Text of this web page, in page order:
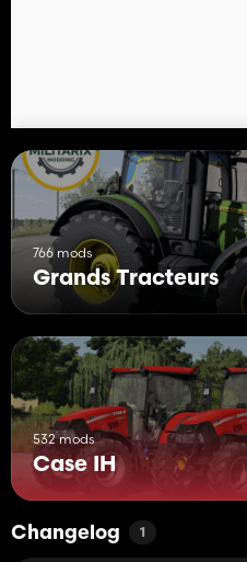
766 mods
Grands Tracteurs
532 mods
Case IH
Changelog 1